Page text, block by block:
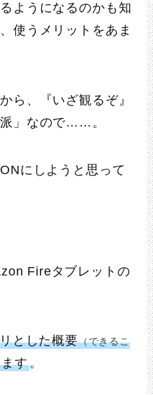
ようになるのかも知
使うメリットをあま
ら、『いざ観るぞ』
」なので……。
にしようと思って
Fireタブレットの
とした概要（できるこ
す。